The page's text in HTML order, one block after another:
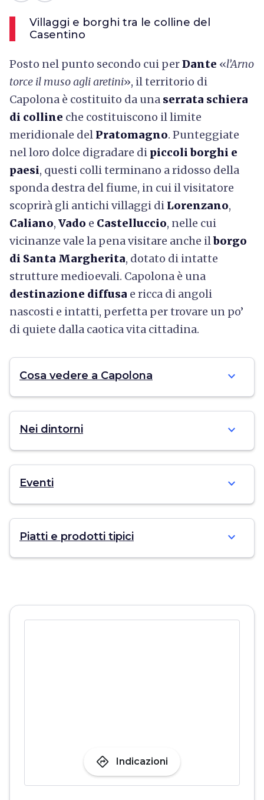
Villaggi e borghi tra le colline del
Casentino
Posto nel punto secondo cui perDante «l’Arno
torce il muso agli aretini», il territorio di
Capolona è costituito da una serrata schiera
di colline che costituiscono il limite
meridionale del Pratomagno. Punteggiate
nel loro dolce digradare di piccoli borghi e
paesi, questi colli terminano a ridosso della
sponda destra del fiume, in cui il visitatore
scoprirà gli antichi villaggi di Lorenzano,
Caliano, Vado e Castelluccio, nelle cui
vicinanze vale la pena visitare anche ilborgo
di Santa Margherita, dotato di intatte
strutture medioevali. Capolona è una
destinazione diffusa e ricca di angoli
nascosti e intatti, perfetta per trovare un po’
di quiete dalla caotica vita cittadina.
Cosa vedere a Capolona expand_more
Nei dintorni expand_more
Eventi expand_more
Piatti e prodotti tipici expand_more
directions Indicazioni